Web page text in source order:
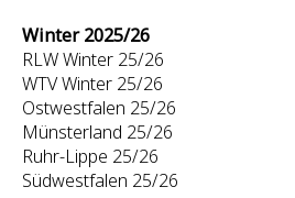
Winter 2025/26
RLW Winter 25/26
WTV Winter 25/26
Ostwestfalen 25/26
Münsterland 25/26
Ruhr-Lippe 25/26
Südwestfalen 25/26